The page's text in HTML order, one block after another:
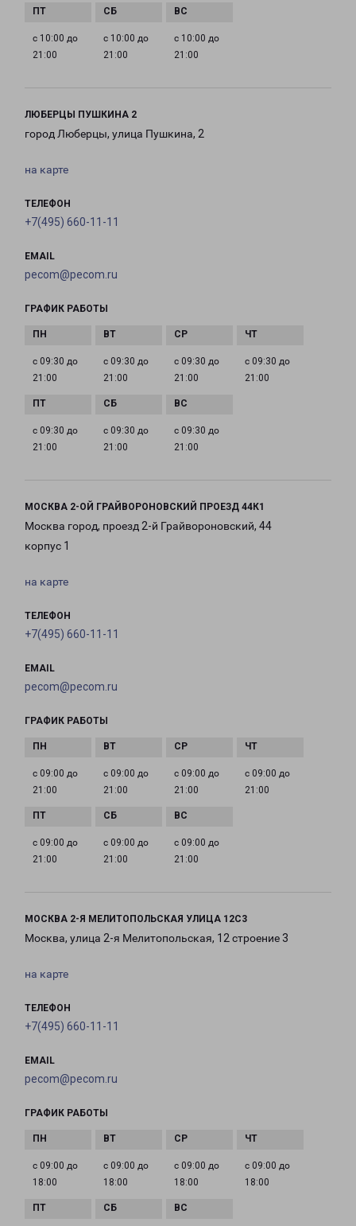
с 10:00 до
21:00
с 10:00 до
21:00
с 10:00 до
21:00
ЛЮБЕРЦЫ ПУШКИНА 2
город Люберцы, улица Пушкина, 2
на карте
ТЕЛЕФОН
+7(495) 660-11-11
EMAIL
pecom@pecom.ru
ГРАФИК РАБОТЫ
с 09:30 до
21:00
с 09:30 до
21:00
с 09:30 до
21:00
с 09:30 до
21:00
с 09:30 до
21:00
с 09:30 до
21:00
с 09:30 до
21:00
МОСКВА 2-ОЙ ГРАЙВОРОНОВСКИЙ ПРОЕЗД 44К1
Москва город, проезд 2-й Грайвороновский, 44
корпус 1
на карте
ТЕЛЕФОН
+7(495) 660-11-11
EMAIL
pecom@pecom.ru
ГРАФИК РАБОТЫ
с 09:00 до
21:00
с 09:00 до
21:00
с 09:00 до
21:00
с 09:00 до
21:00
с 09:00 до
21:00
с 09:00 до
21:00
с 09:00 до
21:00
МОСКВА 2-Я МЕЛИТОПОЛЬСКАЯ УЛИЦА 12С3
Москва, улица 2-я Мелитопольская, 12 строение 3
на карте
ТЕЛЕФОН
+7(495) 660-11-11
EMAIL
pecom@pecom.ru
ГРАФИК РАБОТЫ
с 09:00 до
18:00
с 09:00 до
18:00
с 09:00 до
18:00
с 09:00 до
18:00